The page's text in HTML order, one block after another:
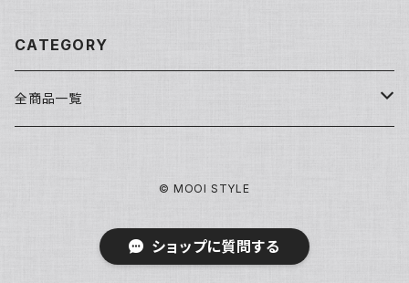
CATEGORY
全商品一覧
© MOOI STYLE
ショップに質問する